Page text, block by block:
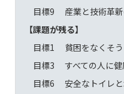
目標9 産業と技術革新
【課題が残る】
目標1 貧困をなくそう
目標3 すべての人に健
目標6 安全なトイレと